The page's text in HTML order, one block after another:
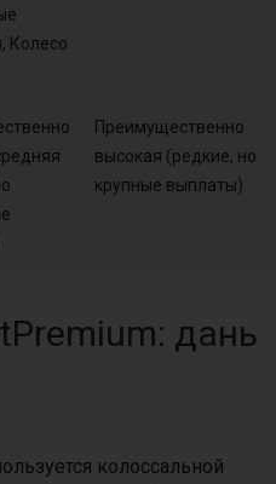
Колесо
Преимущественно
высокая (редкие, но
крупные выплаты)
дань
колоссальной